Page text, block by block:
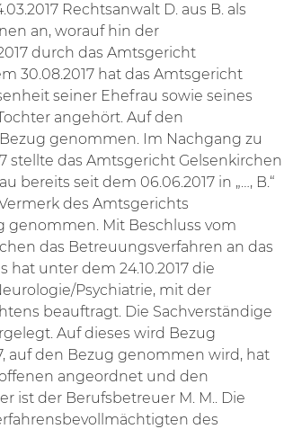
Rechtsanwalt D. aus B. als
an, worauf hin der
durch das Amtsgericht
30.08.2017 hat das Amtsgericht
seiner Ehefrau sowie seines
angehört. Auf den
genommen. Im Nachgang zu
stellte das Amtsgericht Gelsenkirchen
bereits seit dem 06.06.2017 in „…, B.“
des Amtsgerichts
genommen. Mit Beschluss vom
das Betreuungsverfahren an das
unter dem 24.10.2017 die
Psychiatrie, mit der
beauftragt. Die Sachverständige
Auf dieses wird Bezug
auf den Bezug genommen wird, hat
angeordnet und den
ist der Berufsbetreuer M. M.. Die
des